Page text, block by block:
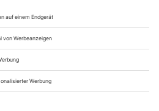
schaffenden und
ein «schöpferischer Interpret» sei
Das Schlagwort hieß damals
auf DVD